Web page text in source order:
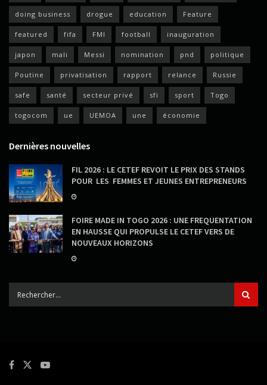
doing business drogue education Feature
featured fifa FMI football inauguration
japon mali Messi nomination pnd politique
Poutine privatisation rapport relance Russie
safe santé secteur privé sfi sport Togo
togocom ue UEMOA une économie
Dernières nouvelles
FIL 2026 : LE CETEF REVOIT LE PRIX DES STANDS
POUR LES FEMMES ET JEUNES ENTREPRENEURS
FOIRE MADE IN TOGO 2026 : UNE FREQUENTATION
EN HAUSSE QUI PROPULSE LE CETEF VERS DE
NOUVEAUX HORIZONS